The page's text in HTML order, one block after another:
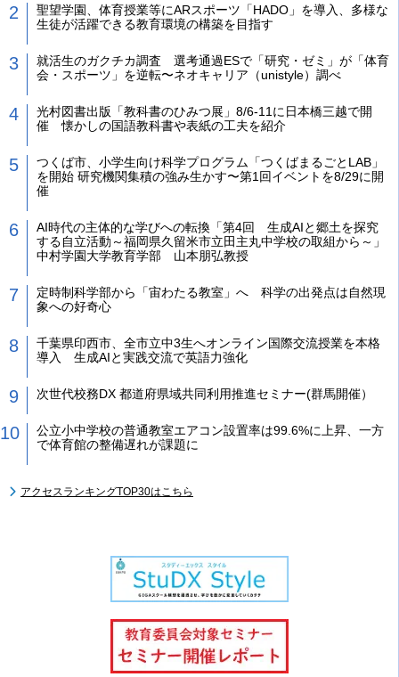
聖望学園、体育授業等にARスポーツ「HADO」を導入、多様な
生徒が活躍できる教育環境の構築を目指す
就活生のガクチカ調査 選考通過ESで「研究・ゼミ」が「体育
会・スポーツ」を逆転〜ネオキャリア（unistyle）調べ
光村図書出版「教科書のひみつ展」8/6-11に日本橋三越で開
催 懐かしの国語教科書や表紙の工夫を紹介
つくば市、小学生向け科学プログラム「つくばまるごとLAB」
を開始 研究機関集積の強み生かす〜第1回イベントを8/29に開
催
AI時代の主体的な学びへの転換「第4回 生成AIと郷土を探究
する自立活動～福岡県久留米市立田主丸中学校の取組から～」
中村学園大学教育学部 山本朋弘教授
定時制科学部から「宙わたる教室」へ 科学の出発点は自然現
象への好奇心
千葉県印西市、全市立中3生へオンライン国際交流授業を本格
導入 生成AIと実践交流で英語力強化
次世代校務DX 都道府県域共同利用推進セミナー(群馬開催）
公立小中学校の普通教室エアコン設置率は99.6%に上昇、一方
で体育館の整備遅れが課題に
アクセスランキングTOP30はこちら